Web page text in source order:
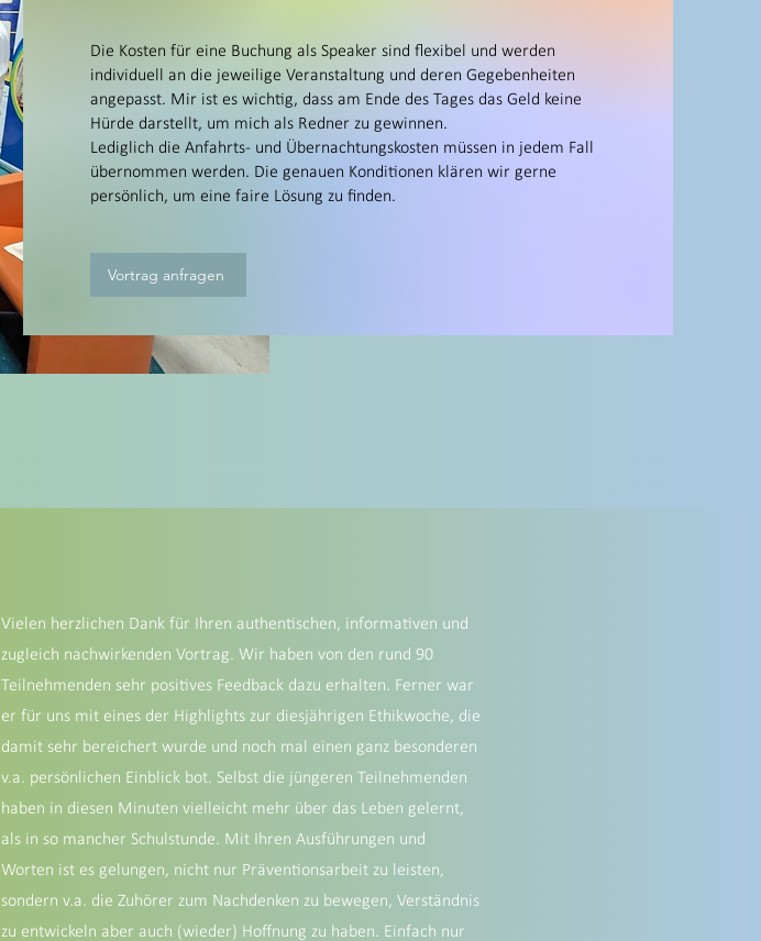
Die Kosten für eine Buchung als Speaker sind flexibel und werden
individuell an die jeweilige Veranstaltung und deren Gegebenheiten
angepasst. Mir ist es wichtig, dass am Ende des Tages das Geld keine
Hürde darstellt, um mich als Redner zu gewinnen.
Lediglich die Anfahrts- und Übernachtungskosten müssen in jedem Fall
übernommen werden. Die genauen Konditionen klären wir gerne
persönlich, um eine faire Lösung zu finden.
Vortrag anfragen
Vielen herzlichen Dank für Ihren authentischen, informativen und
zugleich nachwirkenden Vortrag. Wir haben von den rund 90
Teilnehmenden sehr positives Feedback dazu erhalten. Ferner war
er für uns mit eines der Highlights zur diesjährigen Ethikwoche, die
damit sehr bereichert wurde und noch mal einen ganz besonderen
v.a. persönlichen Einblick bot. Selbst die jüngeren Teilnehmenden
haben in diesen Minuten vielleicht mehr über das Leben gelernt,
als in so mancher Schulstunde. Mit Ihren Ausführungen und
Worten ist es gelungen, nicht nur Präventionsarbeit zu leisten,
sondern v.a. die Zuhörer zum Nachdenken zu bewegen, Verständnis
zu entwickeln aber auch (wieder) Hoffnung zu haben. Einfach nur